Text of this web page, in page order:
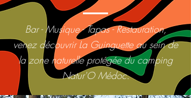
Bar - Musique - Tapas - Restauration,
venez découvrir La Guinguette au sein de
la zone naturelle protégée du camping
Natur'O Médoc.